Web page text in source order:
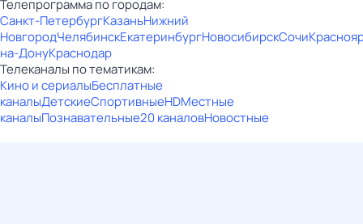
Телепрограмма по городам:
Санкт-ПетербургКазаньНижний
НовгородЧелябинскЕкатеринбургНовосибирскСочи
на-ДонуКраснодар
Телеканалы по тематикам:
Кино и сериалыБесплатные
каналыДетскиеСпортивныеHDМестные
каналыПознавательные20 каналовНовостные